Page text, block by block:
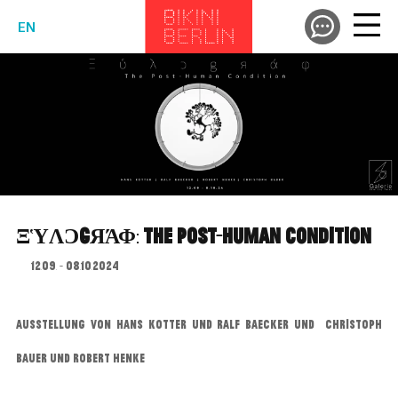
EN
ΞὙΛϽGЯΆΦ: THE POST-HUMAN CONDITION
12.09. - 08.10.2024
AUSSTELLUNG VON HANS KOTTER UND RALF BAECKER UND CHRISTOPH
BAUER UND ROBERT HENKE